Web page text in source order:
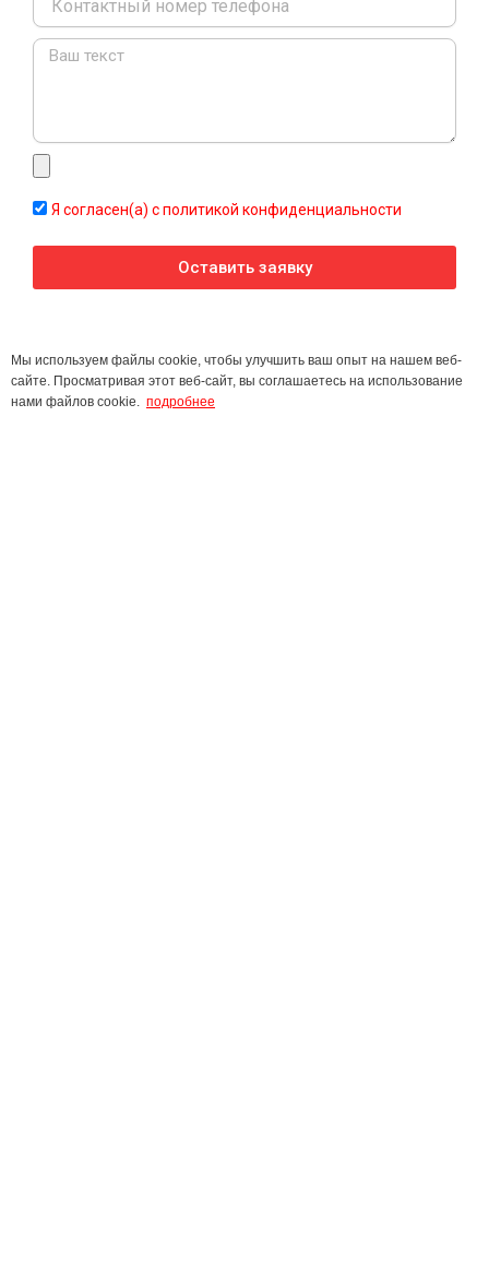
Message
Я согласен(а) с политикой конфиденциальности
Оставить заявку
Мы используем файлы cookie, чтобы улучшить ваш опыт на нашем веб-
сайте. Просматривая этот веб-сайт, вы соглашаетесь на использование
нами файлов cookie. подробнее